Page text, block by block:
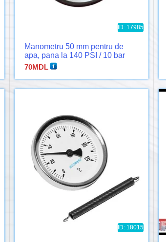
ID: 17985
Manometru 50 mm pentru de
apa, pana la 140 PSI / 10 bar
70MDL
ID: 18015